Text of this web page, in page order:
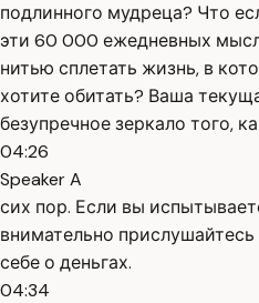
подлинного мудреца? Что
эти 60 000 ежедневных
нитью сплетать жизнь, в
хотите обитать? Ваша
безупречное зеркало того,
04:26
Speaker A
сих пор. Если вы
внимательно
себе о деньгах.
04:34